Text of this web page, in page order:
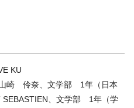
KU
崎 伶奈、文学部 1年（日本
、文学部 1年（学